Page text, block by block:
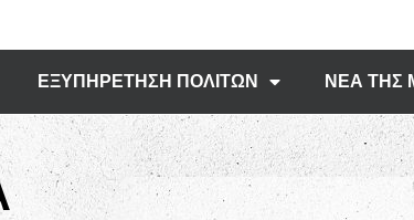
ΕΞΥΠΗΡΕΤΗΣΗ ΠΟΛΙΤΩΝ ΝΕΑ ΤΗΣ